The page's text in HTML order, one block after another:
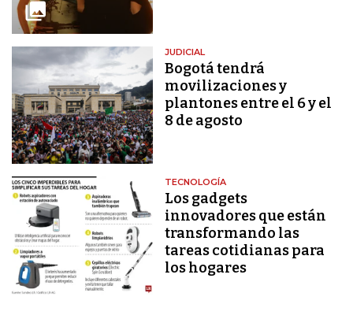
JUDICIAL
Bogotá tendrá
movilizaciones y
plantones entre el 6 y el
8 de agosto
TECNOLOGÍA
Los gadgets
innovadores que están
transformando las
tareas cotidianas para
los hogares